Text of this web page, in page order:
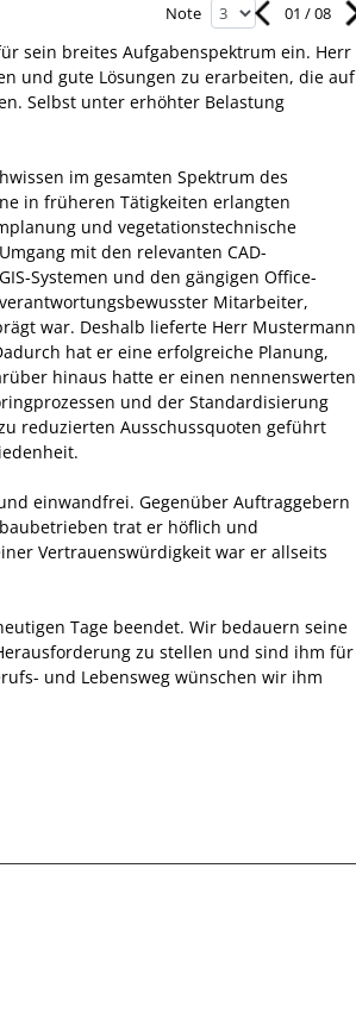
Note 01 /08
sein breites Aufgabenspektrum ein. Herr
und gute Lösungen zu erarbeiten, die auf
Selbst unter erhöhter Belastung
im gesamten Spektrum des
in früheren Tätigkeiten erlangten
und vegetationstechnische
mit den relevanten CAD-
Systemen und den gängigen Office-
Mitarbeiter,
war. Deshalb lieferte Herr Mustermann
hat er eine erfolgreiche Planung,
hinaus hatte er einen nennenswerten
und der Standardisierung
reduzierten Ausschussquoten geführt
einwandfrei. Gegenüber Auftraggebern
trat er höflich und
Vertrauenswürdigkeit war er allseits
Tage beendet. Wir bedauern seine
zu stellen und sind ihm für
und Lebensweg wünschen wir ihm